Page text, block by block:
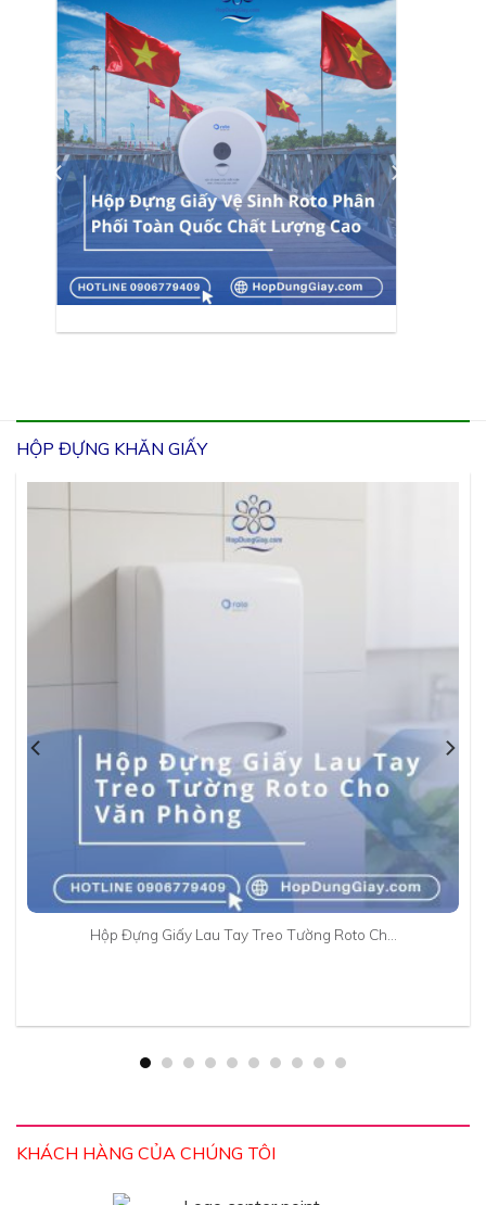
HỘP ĐỰNG KHĂN GIẤY
Hộp Đựng Giấy Lau Tay Treo Tường Roto Ch…
KHÁCH HÀNG CỦA CHÚNG TÔI